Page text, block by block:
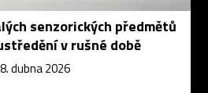
senzorických předmětů
v rušné době
dubna 2026